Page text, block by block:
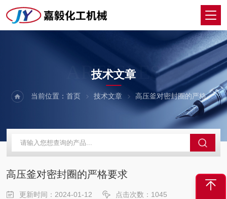
ARTICLES
技术文章
当前位置：首页 技术文章 高压釜对密封圈的严格要求
高压釜对密封圈的严格要求
更新时间：2024-01-12 点击次数：1045